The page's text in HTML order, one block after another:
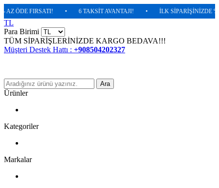
ÖDE FIRSATI! • 6 TAKSİT AVANTAJI! • İLK SİPARİŞİNİZDE %5
TL
Para Birimi
TÜM SİPARİŞLERİNİZDE KARGO BEDAVA!!!
Müşteri Destek Hattı : +908504202327
Ara
Ürünler
Kategoriler
Markalar